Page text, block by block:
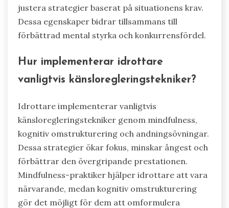
justera strategier baserat på situationens krav.
Dessa egenskaper bidrar tillsammans till
förbättrad mental styrka och konkurrensfördel.
Hur implementerar idrottare
vanligtvis känsloregleringstekniker?
Idrottare implementerar vanligtvis
känsloregleringstekniker genom mindfulness,
kognitiv omstrukturering och andningsövningar.
Dessa strategier ökar fokus, minskar ångest och
förbättrar den övergripande prestationen.
Mindfulness-praktiker hjälper idrottare att vara
närvarande, medan kognitiv omstrukturering
gör det möjligt för dem att omformulera